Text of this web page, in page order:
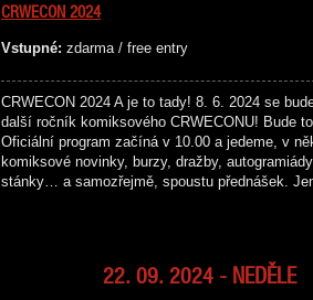
CRWECON 2024
Vstupné: zdarma / free entry
CRWECON 2024 A je to tady! 8. 6. 2024 se
další ročník komiksového CRWECONU! Bude
Oficiální program začíná v 10.00 a jedeme, v
komiksové novinky, burzy, dražby,
stánky… a samozřejmě, spoustu přednášek.
22. 09. 2024 - NEDĚLE